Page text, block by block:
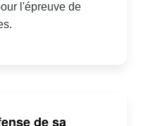
l'épreuve de
de sa